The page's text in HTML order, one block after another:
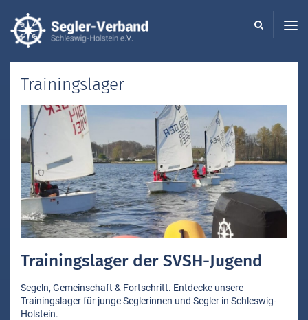
Trainingslager
Trainingslager der SVSH-Jugend
Segeln, Gemeinschaft & Fortschritt. Entdecke unsere
Trainingslager für junge Seglerinnen und Segler in Schleswig-
Holstein.